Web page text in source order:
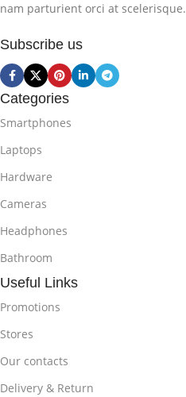
nam parturient orci at scelerisque.
Subscribe us
Categories
Smartphones
Laptops
Hardware
Cameras
Headphones
Bathroom
Useful Links
Promotions
Stores
Our contacts
Delivery & Return